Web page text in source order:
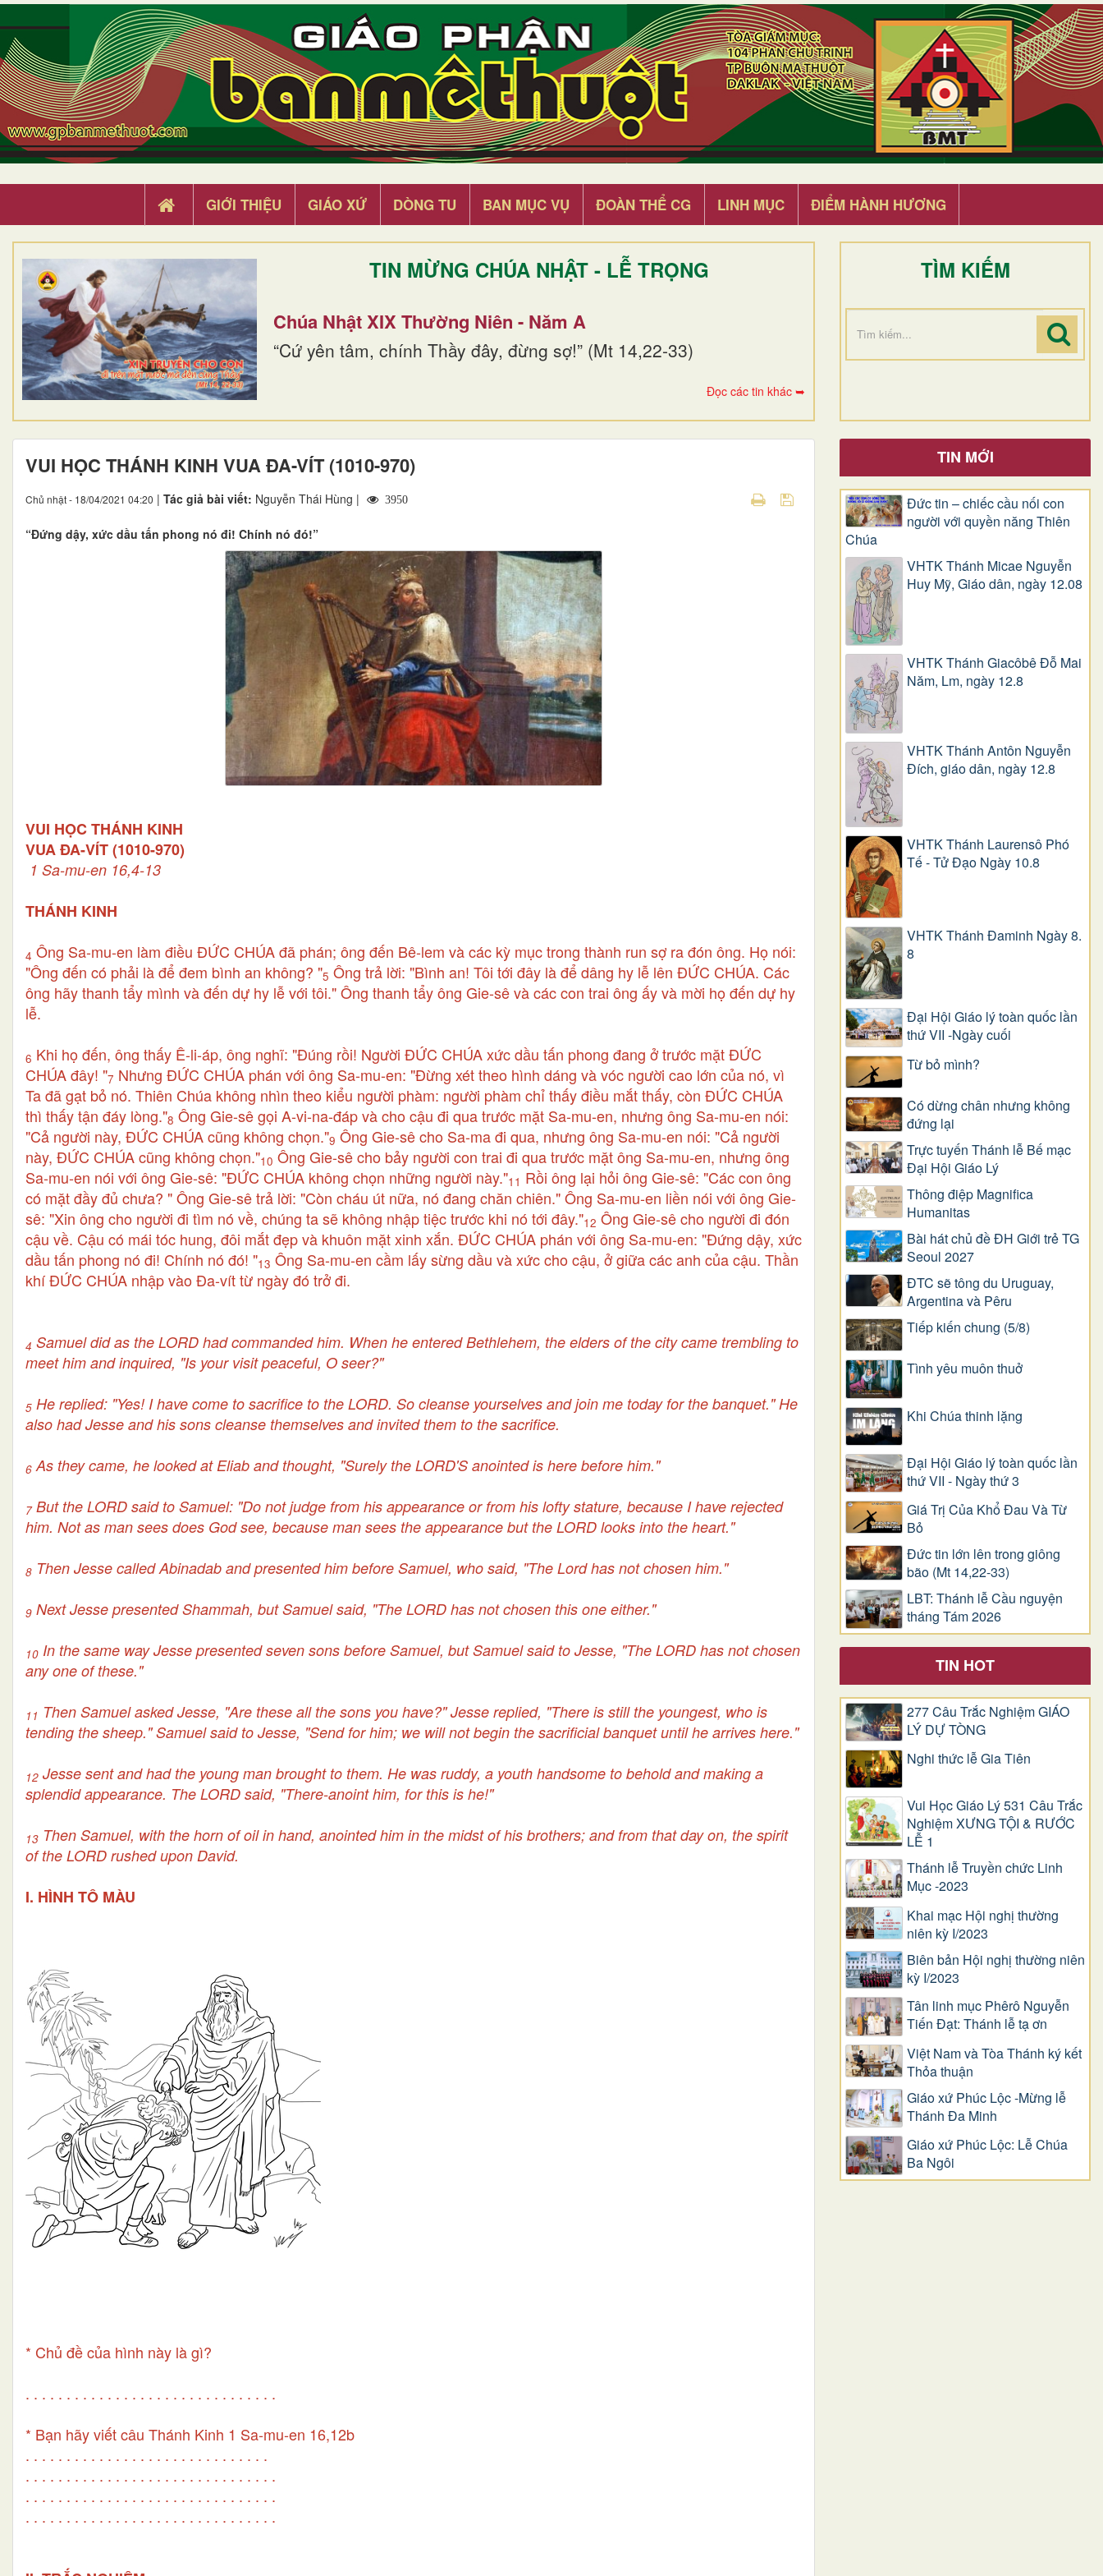
GIỚI THIỆU GIÁO XỨ DÒNG TU BAN MỤC VỤ ĐOÀN THỂ CG LINH MỤC ĐIỂM HÀNH HƯƠNG
TIN MỪNG CHÚA NHẬT - LỄ TRỌNG
Chúa Nhật XIX Thường Niên - Năm A
“Cứ yên tâm, chính Thầy đây, đừng sợ!” (Mt 14,22-33)
Đọc các tin khác ➥
TÌM KIẾM
VUI HỌC THÁNH KINH VUA ĐA-VÍT (1010-970)
Chủ nhật - 18/04/2021 04:20 | Tác giả bài viết: Nguyễn Thái Hùng | 3950
“Đứng dậy, xức dầu tấn phong nó đi! Chính nó đó!”
VUI HỌC THÁNH KINH
VUA ĐA-VÍT (1010-970)
1 Sa-mu-en 16,4-13
THÁNH KINH
4 Ông Sa-mu-en làm điều ĐỨC CHÚA đã phán; ông đến Bê-lem và các kỳ mục trong thành run sợ ra đón ông. Họ nói:
"Ông đến có phải là để đem bình an không? "5 Ông trả lời: "Bình an! Tôi tới đây là để dâng hy lễ lên ĐỨC CHÚA. Các
ông hãy thanh tẩy mình và đến dự hy lễ với tôi." Ông thanh tẩy ông Gie-sê và các con trai ông ấy và mời họ đến dự hy
lễ.
6 Khi họ đến, ông thấy Ê-li-áp, ông nghĩ: "Đúng rồi! Người ĐỨC CHÚA xức dầu tấn phong đang ở trước mặt ĐỨC
CHÚA đây! "7 Nhưng ĐỨC CHÚA phán với ông Sa-mu-en: "Đừng xét theo hình dáng và vóc người cao lớn của nó, vì
Ta đã gạt bỏ nó. Thiên Chúa không nhìn theo kiểu người phàm: người phàm chỉ thấy điều mắt thấy, còn ĐỨC CHÚA
thì thấy tận đáy lòng."8 Ông Gie-sê gọi A-vi-na-đáp và cho cậu đi qua trước mặt Sa-mu-en, nhưng ông Sa-mu-en nói:
"Cả người này, ĐỨC CHÚA cũng không chọn."9 Ông Gie-sê cho Sa-ma đi qua, nhưng ông Sa-mu-en nói: "Cả người
này, ĐỨC CHÚA cũng không chọn."10 Ông Gie-sê cho bảy người con trai đi qua trước mặt ông Sa-mu-en, nhưng ông
Sa-mu-en nói với ông Gie-sê: "ĐỨC CHÚA không chọn những người này."11 Rồi ông lại hỏi ông Gie-sê: "Các con ông
có mặt đầy đủ chưa? " Ông Gie-sê trả lời: "Còn cháu út nữa, nó đang chăn chiên." Ông Sa-mu-en liền nói với ông Gie-
sê: "Xin ông cho người đi tìm nó về, chúng ta sẽ không nhập tiệc trước khi nó tới đây."12 Ông Gie-sê cho người đi đón
cậu về. Cậu có mái tóc hung, đôi mắt đẹp và khuôn mặt xinh xắn. ĐỨC CHÚA phán với ông Sa-mu-en: "Đứng dậy, xức
dầu tấn phong nó đi! Chính nó đó! "13 Ông Sa-mu-en cầm lấy sừng dầu và xức cho cậu, ở giữa các anh của cậu. Thần
khí ĐỨC CHÚA nhập vào Đa-vít từ ngày đó trở đi.
4 Samuel did as the LORD had commanded him. When he entered Bethlehem, the elders of the city came trembling to
meet him and inquired, "Is your visit peaceful, O seer?"
5 He replied: "Yes! I have come to sacrifice to the LORD. So cleanse yourselves and join me today for the banquet." He
also had Jesse and his sons cleanse themselves and invited them to the sacrifice.
6 As they came, he looked at Eliab and thought, "Surely the LORD'S anointed is here before him."
7But the LORD said to Samuel: "Do not judge from his appearance or from his lofty stature, because I have rejected
him. Not as man sees does God see, because man sees the appearance but the LORD looks into the heart."
8 Then Jesse called Abinadab and presented him before Samuel, who said, "The Lord has not chosen him."
9 Next Jesse presented Shammah, but Samuel said, "The LORD has not chosen this one either."
10 In the same way Jesse presented seven sons before Samuel, but Samuel said to Jesse, "The LORD has not chosen
any one of these."
11 Then Samuel asked Jesse, "Are these all the sons you have?" Jesse replied, "There is still the youngest, who is
tending the sheep." Samuel said to Jesse, "Send for him; we will not begin the sacrificial banquet until he arrives here."
12 Jesse sent and had the young man brought to them. He was ruddy, a youth handsome to behold and making a
splendid appearance. The LORD said, "There-anoint him, for this is he!"
13 Then Samuel, with the horn of oil in hand, anointed him in the midst of his brothers; and from that day on, the spirit
of the LORD rushed upon David.
I. HÌNH TÔ MÀU
* Chủ đề của hình này là gì?
. . . . . . . . . . . . . . . . . . . . . . . . . . . . . . .
* Bạn hãy viết câu Thánh Kinh 1 Sa-mu-en 16,12b
. . . . . . . . . . . . . . . . . . . . . . . . . . . . . .
. . . . . . . . . . . . . . . . . . . . . . . . . . . . . . .
. . . . . . . . . . . . . . . . . . . . . . . . . . . . . . .
. . . . . . . . . . . . . . . . . . . . . . . . . . . . . . .
TIN MỚI
Đức tin – chiếc cầu nối con
người với quyền năng Thiên
Chúa
VHTK Thánh Micae Nguyễn
Huy Mỹ, Giáo dân, ngày 12.08
VHTK Thánh Giacôbê Ðỗ Mai
Năm, Lm, ngày 12.8
VHTK Thánh Antôn Nguyễn
Ðích, giáo dân, ngày 12.8
VHTK Thánh Laurensô Phó
Tế - Tử Đạo Ngày 10.8
VHTK Thánh Đaminh Ngày 8.
8
Đại Hội Giáo lý toàn quốc lần
thứ VII -Ngày cuối
Từ bỏ mình?
Có dừng chân nhưng không
đứng lại
Trực tuyến Thánh lễ Bế mạc
Đại Hội Giáo Lý
Thông điệp Magnifica
Humanitas
Bài hát chủ đề ĐH Giới trẻ TG
Seoul 2027
ĐTC sẽ tông du Uruguay,
Argentina và Pêru
Tiếp kiến chung (5/8)
Tình yêu muôn thuở
Khi Chúa thinh lặng
Đại Hội Giáo lý toàn quốc lần
thứ VII - Ngày thứ 3
Giá Trị Của Khổ Ðau Và Từ
Bỏ
Đức tin lớn lên trong giông
bão (Mt 14,22-33)
LBT: Thánh lễ Cầu nguyện
tháng Tám 2026
TIN HOT
277 Câu Trắc Nghiệm GIÁO
LÝ DỰ TÒNG
Nghi thức lễ Gia Tiên
Vui Học Giáo Lý 531 Câu Trắc
Nghiệm XƯNG TỘI & RƯỚC
LỄ 1
Thánh lễ Truyền chức Linh
Mục -2023
Khai mạc Hội nghị thường
niên kỳ I/2023
Biên bản Hội nghị thường niên
kỳ I/2023
Tân linh mục Phêrô Nguyễn
Tiến Đạt: Thánh lễ tạ ơn
Việt Nam và Tòa Thánh ký kết
Thỏa thuận
Giáo xứ Phúc Lộc -Mừng lễ
Thánh Đa Minh
Giáo xứ Phúc Lộc: Lễ Chúa
Ba Ngôi